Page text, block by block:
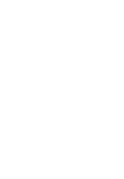
熱的大熱天底下